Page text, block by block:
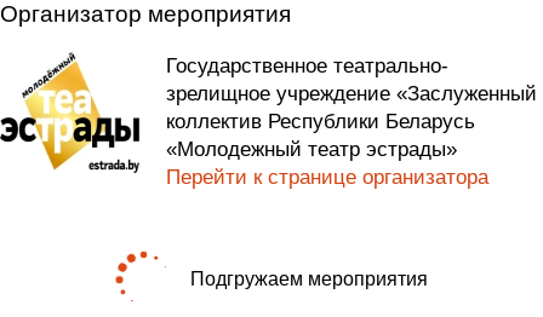
Организатор мероприятия
Государственное театрально-
зрелищное учреждение «Заслуженный
коллектив Республики Беларусь
«Молодежный театр эстрады»
Перейти к странице организатора
Подгружаем мероприятия